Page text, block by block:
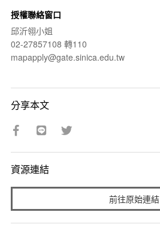
授權聯絡窗口
邱沂翎小姐
02-27857108 轉110
mapapply@gate.sinica.edu.tw
分享本文
資源連結
前往原始連結